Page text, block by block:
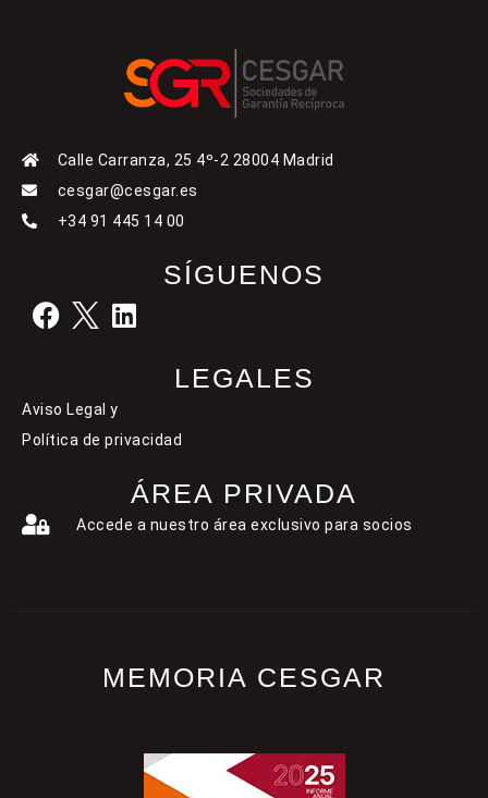
Calle Carranza, 25 4º-2 28004 Madrid
cesgar@cesgar.es
+34 91 445 14 00
SÍGUENOS
LEGALES
Aviso Legal y
Política de privacidad
ÁREA PRIVADA
Accede a nuestro área exclusivo para socios
MEMORIA CESGAR